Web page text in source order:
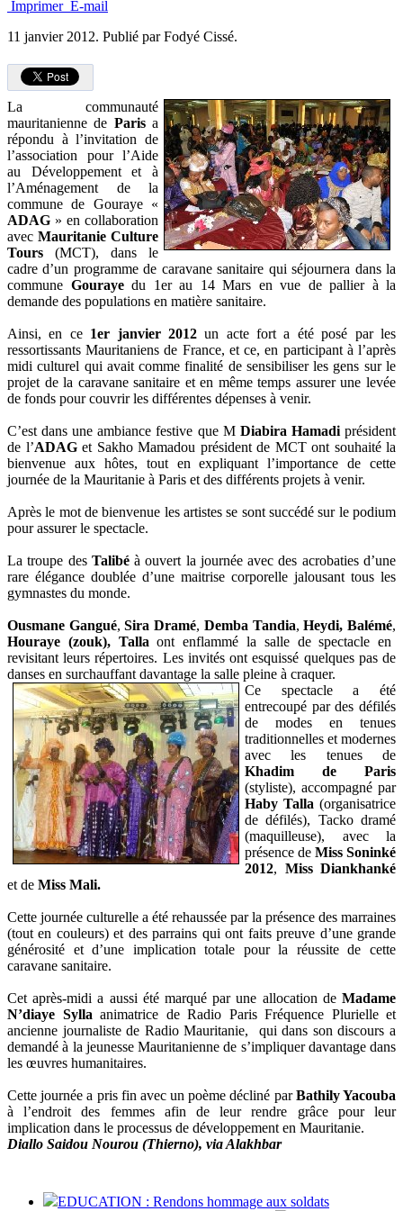
Imprimer E-mail
11 janvier 2012. Publié par Fodyé Cissé.
La communauté
mauritanienne de Parisa
répondu à l’invitation de
l’association pour l’Aide
au Développement et à
l’Aménagement de la
commune de Gouraye «
ADAG » en collaboration
avec Mauritanie Culture
Tours (MCT), dans le
cadre d’un programme de caravane sanitaire qui séjournera dans la
commune Gouraye du 1er au 14 Mars en vue de pallier à la
demande des populations en matière sanitaire.
Ainsi, en ce 1er janvier 2012un acte fort a été posé par les
ressortissants Mauritaniens de France, et ce, en participant à l’après
midi culturel qui avait comme finalité de sensibiliser les gens sur le
projet de la caravane sanitaire et en même temps assurer une levée
de fonds pour couvrir les différentes dépenses à venir.
C’est dans une ambiance festive que M Diabira Hamadiprésident
de l’ADAG et Sakho Mamadou président de MCT ont souhaité la
bienvenue aux hôtes, tout en expliquant l’importance de cette
journée de la Mauritanie à Paris et des différents projets à venir.
Après le mot de bienvenue les artistes se sont succédé sur le podium
pour assurer le spectacle.
La troupe des Talibéà ouvert la journée avec des acrobaties d’une
rare élégance doublée d’une maitrise corporelle jalousant tous les
gymnastes du monde.
Ousmane Gangué,Sira Dramé, Demba Tandia,Heydi, Balémé,
Houraye (zouk), Tallaont enflammé la salle de spectacle en
revisitant leurs répertoires. Les invités ont esquissé quelques pas de
danses en surchauffant davantage la salle pleine à craquer.
Ce spectacle a été
entrecoupé par des défilés
de modes en tenues
traditionnelles et modernes
avec les tenues de
Khadim de Paris
(styliste), accompagné par
Haby Talla (organisatrice
de défilés), Tacko dramé
(maquilleuse), avec la
présence de Miss Soninké
2012, Miss Diankhanké
et de Miss Mali.
Cette journée culturelle a été rehaussée par la présence des marraines
(tout en couleurs) et des parrains qui ont faits preuve d’une grande
générosité et d’une implication totale pour la réussite de cette
caravane sanitaire.
Cet après-midi a aussi été marqué par une allocation de Madame
N’diaye Sylla animatrice de Radio Paris Fréquence Plurielle et
ancienne journaliste de Radio Mauritanie, qui dans son discours a
demandé à la jeunesse Mauritanienne de s’impliquer davantage dans
les œuvres humanitaires.
Cette journée a pris fin avec un poème décliné parBathily Yacouba
à l’endroit des femmes afin de leur rendre grâce pour leur
implication dans le processus de développement en Mauritanie.
Diallo Saidou Nourou (Thierno), via Alakhbar
EDUCATION : Rendons hommage aux soldats